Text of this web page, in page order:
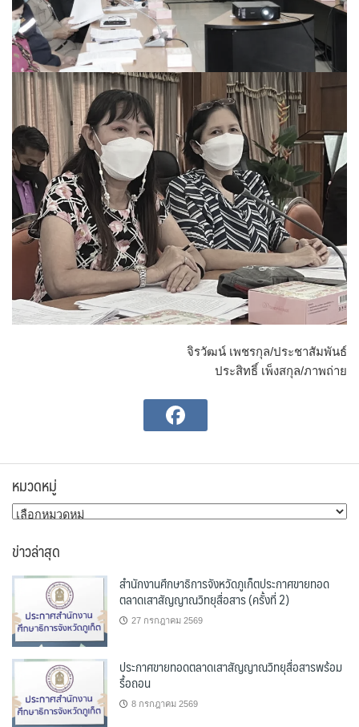
จิรวัฒน์ เพชรกุล/ประชาสัมพันธ์
ประสิทธิ์ เพ็งสกุล/ภาพถ่าย
หมวดหมู่
หมวด
ข่าวล่าสุด
สำนักงานศึกษาธิการจังหวัดภูเก็ตประกาศขายทอด
ตลาดเสาสัญญาณวิทยุสื่อสาร (ครั้งที่ 2)
27 กรกฎาคม 2569
ประกาศขายทอดตลาดเสาสัญญาณวิทยุสื่อสารพร้อม
รื้อถอน
8 กรกฎาคม 2569